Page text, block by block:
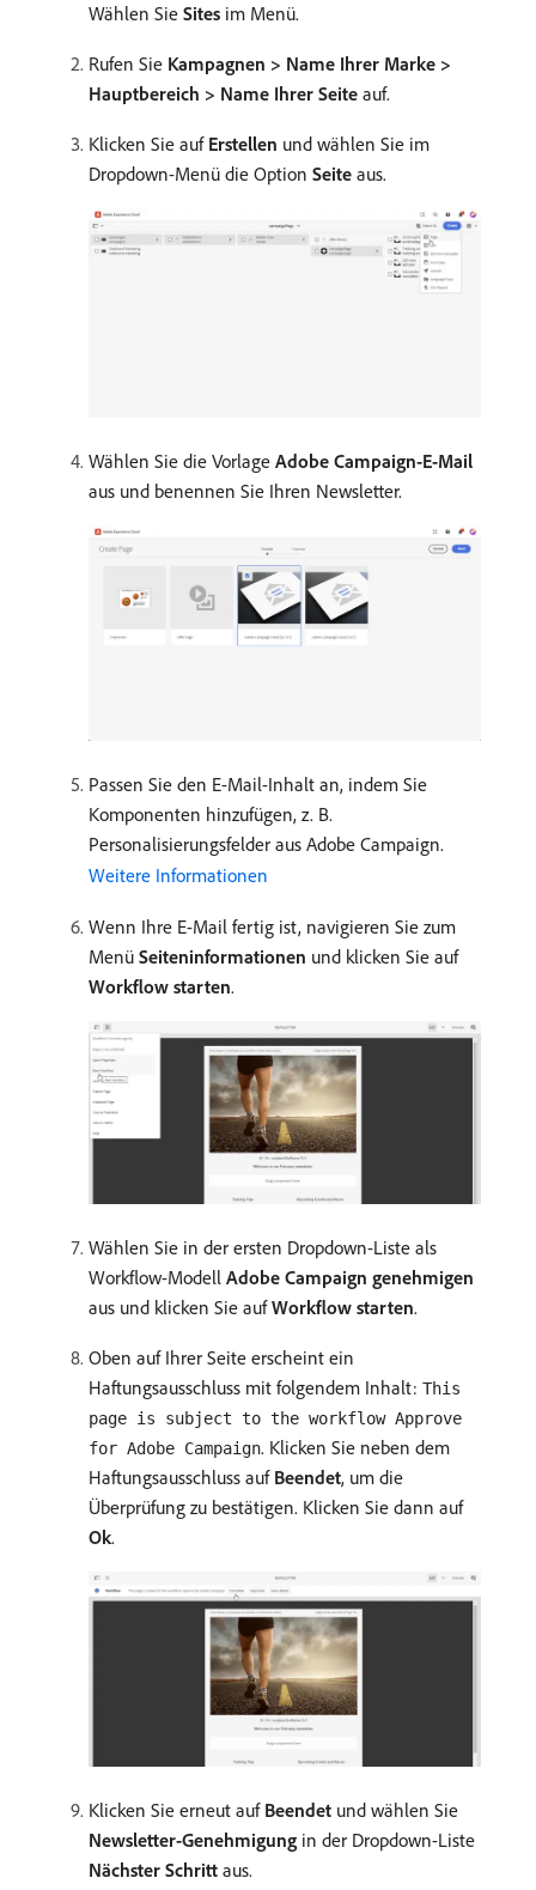
Wählen Sie Sites im Menü.
Rufen Sie Kampagnen > Name Ihrer Marke >
Hauptbereich > Name Ihrer Seite auf.
Klicken Sie auf Erstellen und wählen Sie im
Dropdown-Menü die Option Seite aus.
Wählen Sie die Vorlage Adobe Campaign-E-Mail
aus und benennen Sie Ihren Newsletter.
Passen Sie den E-Mail-Inhalt an, indem Sie
Komponenten hinzufügen, z. B.
Personalisierungsfelder aus Adobe Campaign.
Weitere Informationen
Wenn Ihre E-Mail fertig ist, navigieren Sie zum
Menü Seiteninformationen und klicken Sie auf
Workflow starten.
Wählen Sie in der ersten Dropdown-Liste als
Workflow-Modell Adobe Campaign genehmigen
aus und klicken Sie aufWorkflow starten.
Oben auf Ihrer Seite erscheint ein
Haftungsausschluss mit folgendem Inhalt: This
page is subject to the workflow Approve
for Adobe Campaign. Klicken Sie neben dem
Haftungsausschluss auf Beendet, um die
Überprüfung zu bestätigen. Klicken Sie dann auf
Ok.
Klicken Sie erneut auf Beendet und wählen Sie
Newsletter-Genehmigung in der Dropdown-Liste
Nächster Schritt aus.